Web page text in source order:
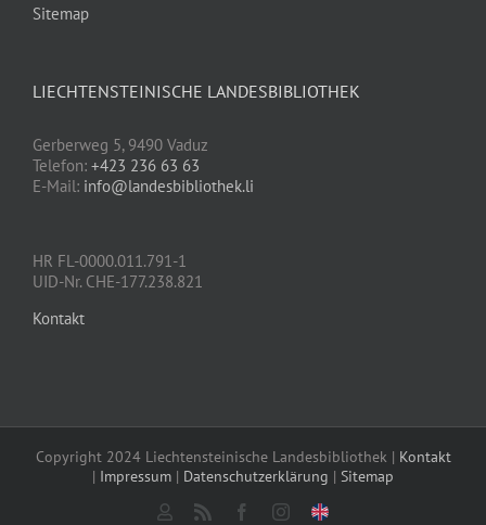
Sitemap
LIECHTENSTEINISCHE LANDESBIBLIOTHEK
Gerberweg 5, 9490 Vaduz
Telefon: +423 236 63 63
E-Mail: info@landesbibliothek.li
HR FL-0000.011.791-1
UID-Nr. CHE-177.238.821
Kontakt
Copyright 2024 Liechtensteinische Landesbibliothek | Kontakt
| Impressum | Datenschutzerklärung | Sitemap
Mein
FacebookInstagram
Click